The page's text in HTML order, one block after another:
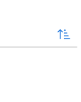
enviar